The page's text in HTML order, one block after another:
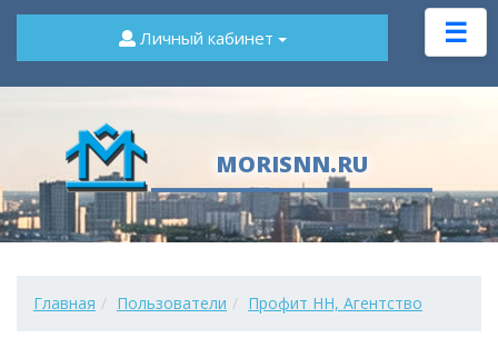
☰
Личный кабинет
MORISNN.RU
Главная Пользователи Профит НН, Агентство